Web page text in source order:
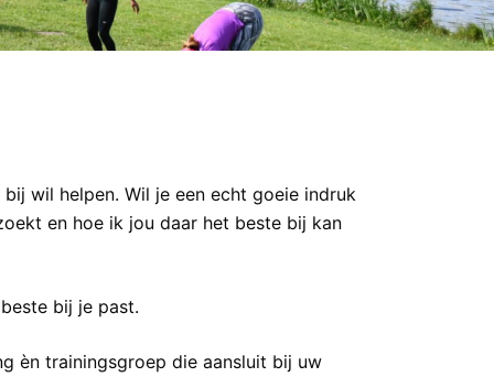
wil helpen. Wil je een echt goeie indruk
en hoe ik jou daar het beste bij kan
bij je past.
èn trainingsgroep die aansluit bij uw